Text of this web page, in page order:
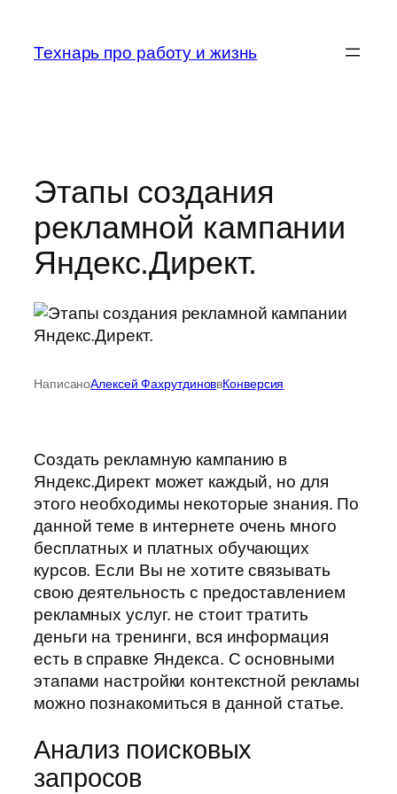
содержимому
Технарь про работу и жизнь
Этапы создания
рекламной кампании
Яндекс.Директ.
НаписаноАлексей ФахрутдиноввКонверсия
Создать рекламную кампанию в
Яндекс.Директ может каждый, но для
этого необходимы некоторые знания. По
данной теме в интернете очень много
бесплатных и платных обучающих
курсов. Если Вы не хотите связывать
свою деятельность с предоставлением
рекламных услуг. не стоит тратить
деньги на тренинги, вся информация
есть в справке Яндекса. С основными
этапами настройки контекстной рекламы
можно познакомиться в данной статье.
Анализ поисковых
запросов